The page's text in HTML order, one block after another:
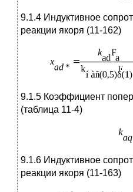
9.1.4 Индуктивное
реакции якоря (11-162)
9.1.5 Коэффициент
(таблица 11-4)
9.1.6 Индуктивное
реакции якоря (11-163)